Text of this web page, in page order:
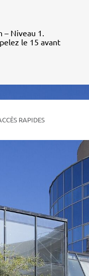
– Niveau 1.
le 15 avant
RAPIDES